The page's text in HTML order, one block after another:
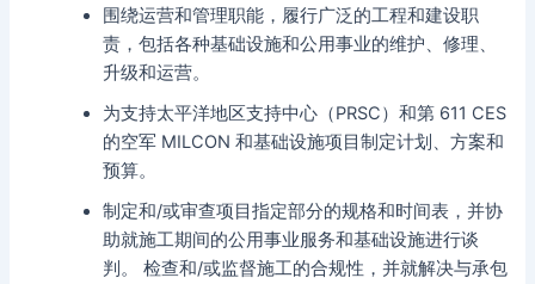
围绕运营和管理职能，履行广泛的工程和建设职
责，包括各种基础设施和公用事业的维护、修理、
升级和运营。
为支持太平洋地区支持中心（PRSC）和第 611 CES
的空军 MILCON 和基础设施项目制定计划、方案和
预算。
制定和/或审查项目指定部分的规格和时间表，并协
助就施工期间的公用事业服务和基础设施进行谈
判。 检查和/或监督施工的合规性，并就解决与承包